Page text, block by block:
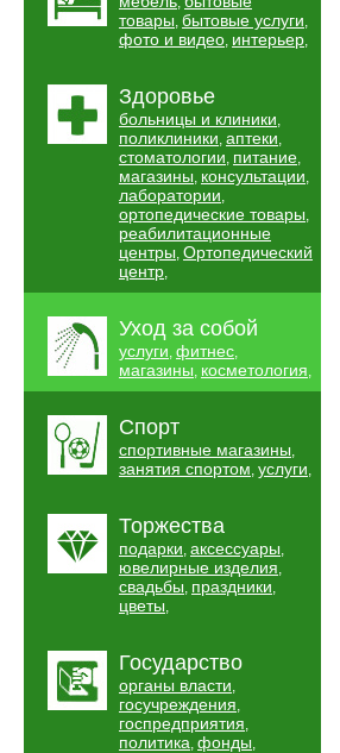
товары, бытовые услуги,
фото и видео, интерьер,
Здоровье
больницы и клиники,
поликлиники, аптеки,
стоматологии, питание,
магазины, консультации,
лаборатории,
ортопедические товары,
реабилитационные
центры, Ортопедический
центр,
Уход за собой
услуги, фитнес,
магазины, косметология,
Спорт
спортивные магазины,
занятия спортом, услуги,
Торжества
подарки, аксессуары,
ювелирные изделия,
свадьбы, праздники,
цветы,
Государство
органы власти,
госучреждения,
госпредприятия,
политика, фонды,